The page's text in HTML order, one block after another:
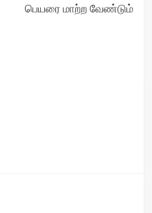
பெயரை மாற்ற வேண்டும்